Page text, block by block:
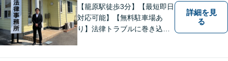
【籠原駅徒歩3分】【最短即日
対応可能】【無料駐車場あ
り】法律トラブルに巻き込ま
詳細を見
る